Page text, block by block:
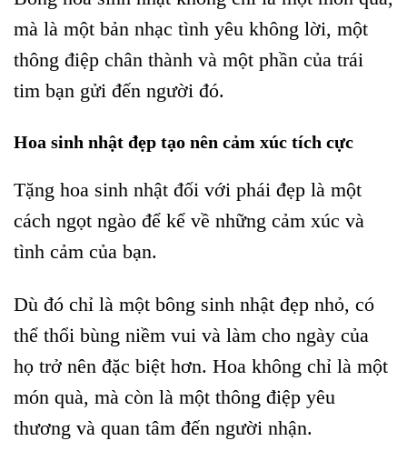
mà là một bản nhạc tình yêu không lời, một
thông điệp chân thành và một phần của trái
tim bạn gửi đến người đó.
Hoa sinh nhật đẹp tạo nên cảm xúc tích cực
Tặng hoa sinh nhật đối với phái đẹp là một
cách ngọt ngào để kể về những cảm xúc và
tình cảm của bạn.
Dù đó chỉ là một bông sinh nhật đẹp nhỏ, có
thể thổi bùng niềm vui và làm cho ngày của
họ trở nên đặc biệt hơn. Hoa không chỉ là một
món quà, mà còn là một thông điệp yêu
thương và quan tâm đến người nhận.